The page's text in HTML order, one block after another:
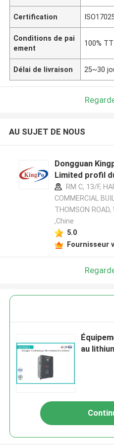
Certification
Conditions de pai
ement
100%
Délai de livraison 25~30
AU SUJET DE NOUS
Dongguan
Limited profil
RM C, 13/F,
COMMERCIAL
THOMSON ROAD,
,Chine
5.0
Fournisseur
au